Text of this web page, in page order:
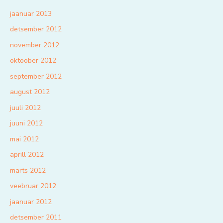
jaanuar 2013
detsember 2012
november 2012
oktoober 2012
september 2012
august 2012
juuli 2012
juuni 2012
mai 2012
aprill 2012
märts 2012
veebruar 2012
jaanuar 2012
detsember 2011